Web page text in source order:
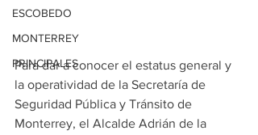
ESCOBEDO
MONTERREY
PRINCIPALES
Para dar a conocer el estatus general y
la operatividad de la Secretaría de
Seguridad Pública y Tránsito de
Monterrey, el Alcalde Adrián de la